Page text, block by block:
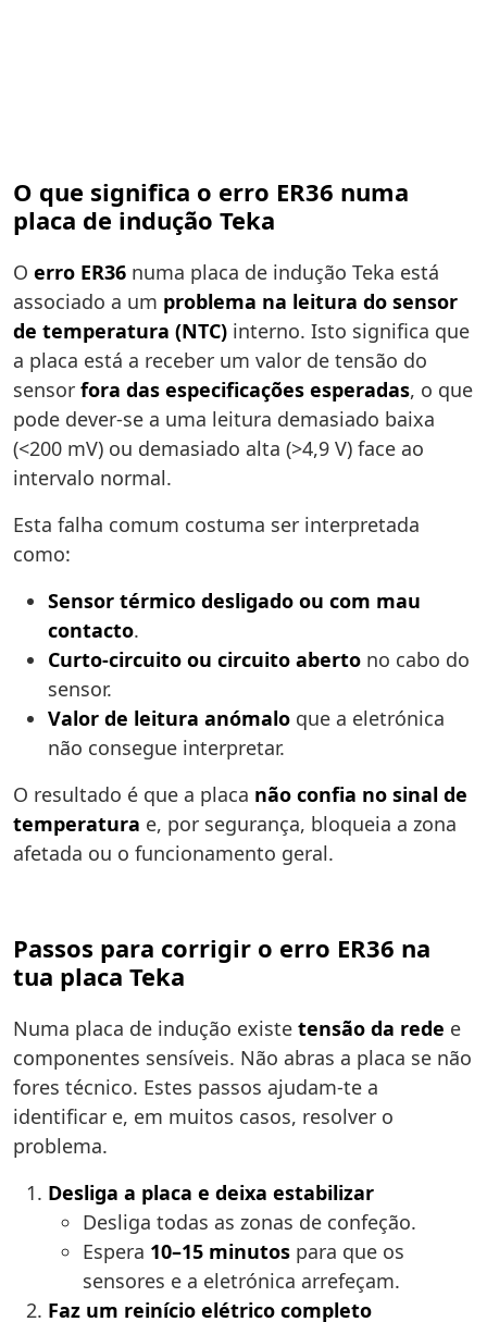
O que significa o erro ER36 numa
placa de indução Teka
O erro ER36 numa placa de indução Teka está
associado a um problema na leitura do sensor
de temperatura (NTC) interno. Isto significa que
a placa está a receber um valor de tensão do
sensor fora das especificações esperadas, o que
pode dever-se a uma leitura demasiado baixa
(<200 mV) ou demasiado alta (>4,9 V) face ao
intervalo normal.
Esta falha comum costuma ser interpretada
como:
Sensor térmico desligado ou com mau
contacto.
Curto-circuito ou circuito aberto no cabo do
sensor.
Valor de leitura anómalo que a eletrónica
não consegue interpretar.
O resultado é que a placa não confia no sinal de
temperatura e, por segurança, bloqueia a zona
afetada ou o funcionamento geral.
Passos para corrigir o erro ER36 na
tua placa Teka
Numa placa de indução existe tensão da rede e
componentes sensíveis. Não abras a placa se não
fores técnico. Estes passos ajudam-te a
identificar e, em muitos casos, resolver o
problema.
Desliga a placa e deixa estabilizar
Desliga todas as zonas de confeção.
Espera 10–15 minutos para que os
sensores e a eletrónica arrefeçam.
Faz um reinício elétrico completo